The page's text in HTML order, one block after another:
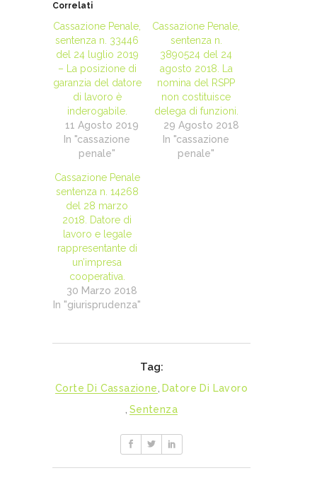
Correlati
Cassazione Penale,
sentenza n. 33446
del 24 luglio 2019
– La posizione di
garanzia del datore
di lavoro è
inderogabile.
11 Agosto 2019
In "cassazione
penale"
Cassazione Penale,
sentenza n.
3890524 del 24
agosto 2018. La
nomina del RSPP
non costituisce
delega di funzioni.
29 Agosto 2018
In "cassazione
penale"
Cassazione Penale
sentenza n. 14268
del 28 marzo
2018. Datore di
lavoro e legale
rappresentante di
un’impresa
cooperativa.
30 Marzo 2018
In "giurisprudenza"
Tag:
Corte Di Cassazione
Datore Di Lavoro
Sentenza